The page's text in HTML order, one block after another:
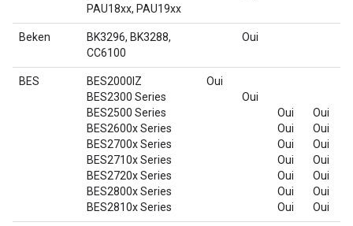
PAU18xx, PAU19xx
Beken
BK3296, BK3288,
CC6100
Oui
BES
BES2000IZ
BES2300 Series
BES2500 Series
BES2600x Series
BES2700x Series
BES2710x Series
BES2720x Series
BES2800x Series
BES2810x Series
Oui
Oui
Oui
Oui
Oui
Oui
Oui
Oui
Oui
Oui
Oui
Oui
Oui
Oui
Oui
Oui